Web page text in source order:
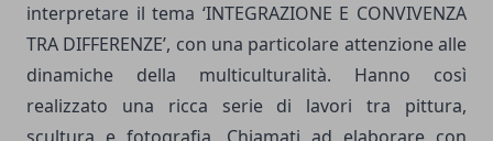
interpretare il tema ‘INTEGRAZIONE E CONVIVENZA
TRA DIFFERENZE’, con una particolare attenzione alle
dinamiche della multiculturalità. Hanno così
realizzato una ricca serie di lavori tra pittura,